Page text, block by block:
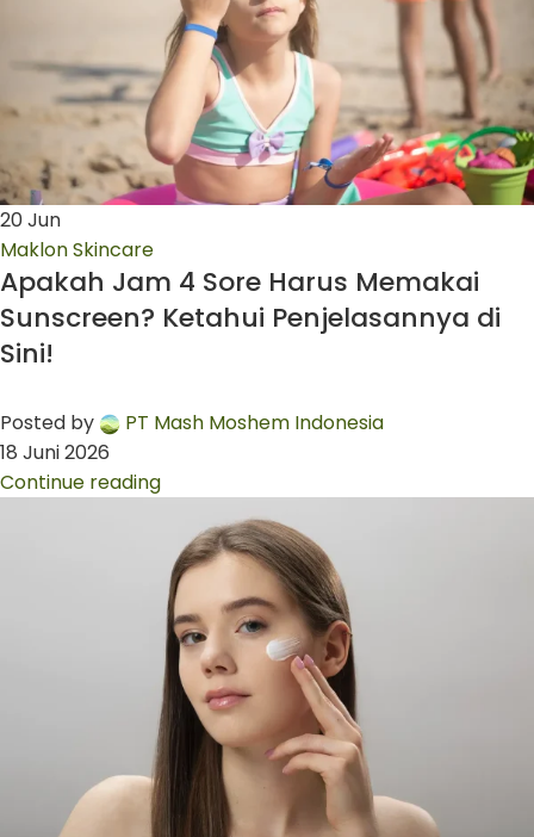
20Jun
Maklon Skincare
Apakah Jam 4 Sore Harus Memakai
Sunscreen? Ketahui Penjelasannya di
Sini!
Posted by
PT Mash Moshem Indonesia
18 Juni 2026
Continue reading